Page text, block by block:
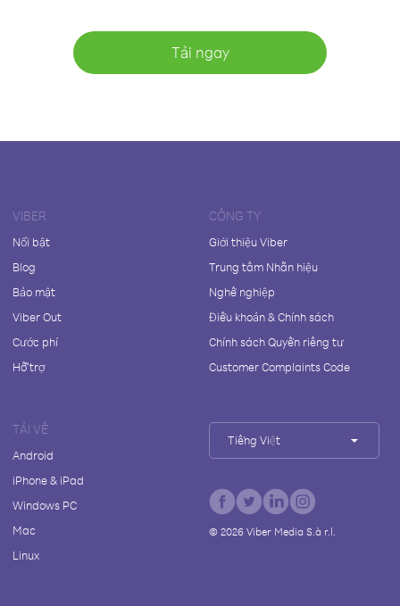
Tải ngay
VIBER
Nổi bật
Blog
Bảo mật
Viber Out
Cước phí
Hỗ trợ
CÔNG TY
Giới thiệu Viber
Trung tâm Nhãn hiệu
Nghề nghiệp
Điều khoản & Chính sách
Chính sách Quyền riêng tư
Customer Complaints Code
TẢI VỀ
Android
iPhone & iPad
Windows PC
Mac
Linux
Tiếng Việt
© 2026Viber Media S.à r.l.